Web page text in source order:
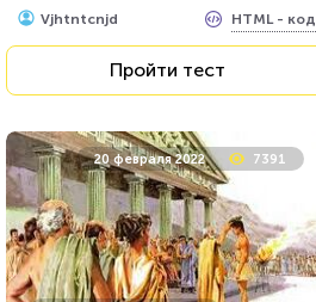
Vjhtntcnjd HTML - код
Пройти тест
20 февраля 2022 7391